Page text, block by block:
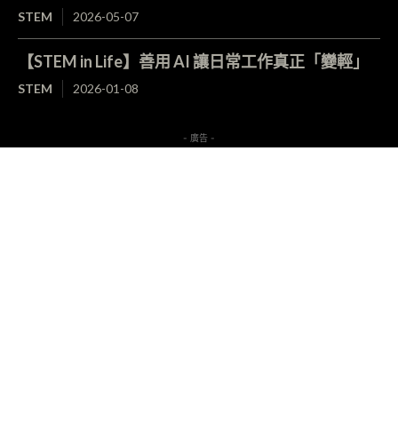
STEM 2026-05-07
【STEM in Life】善用 AI 讓日常工作真正「變輕」
STEM 2026-01-08
- 廣告 -